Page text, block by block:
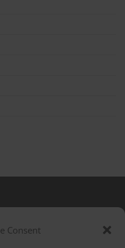
Consent